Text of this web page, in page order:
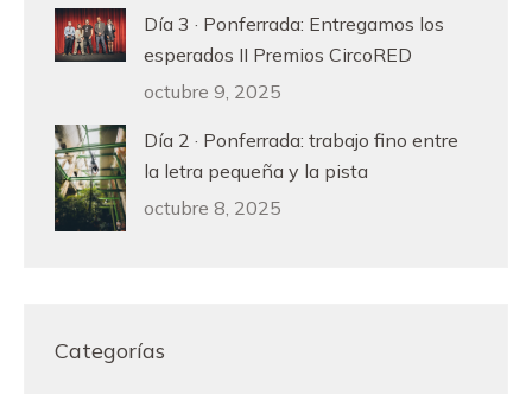
Día 3 · Ponferrada: Entregamos los
esperados II Premios CircoRED
octubre 9, 2025
Día 2 · Ponferrada: trabajo fino entre
la letra pequeña y la pista
octubre 8, 2025
Categorías